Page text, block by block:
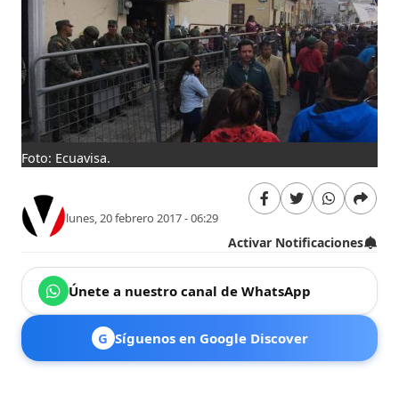
Foto: Ecuavisa.
lunes, 20 febrero 2017 - 06:29
Activar Notificaciones
Únete a nuestro canal de WhatsApp
G Síguenos en Google Discover